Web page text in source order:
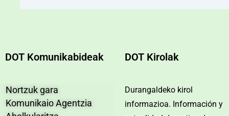
DOT Komunikabideak
Nortzuk gara
Komunikaio Agentzia
DOT Kirolak
Durangaldeko kirol
informazioa. Información y